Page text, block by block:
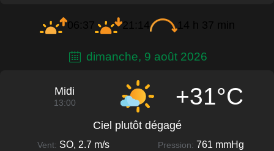
06:37 21:14 14 h 37 min
dimanche, 9 août 2026
Midi
13:00 +31°C
Ciel plutôt dégagé
Vent: SO, 2.7 m/s Pression: 761 mmHg